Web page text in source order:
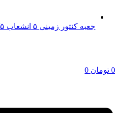
جعبه کنتور زمینی ۵ انشعاب ۵۷/۵
0 تومان 0